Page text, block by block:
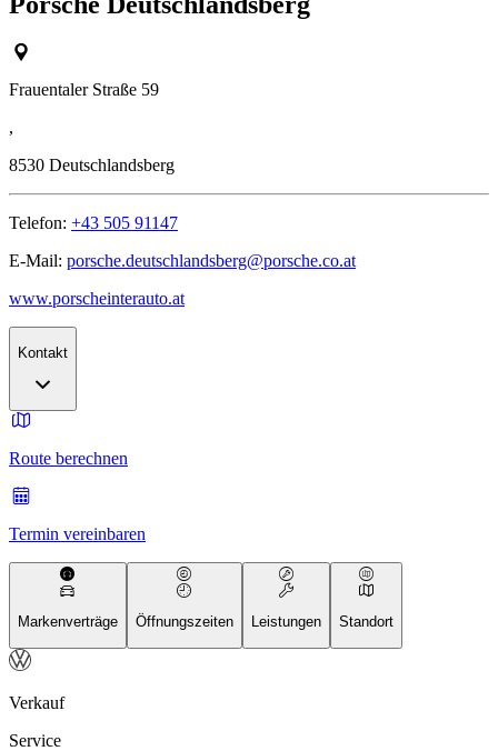
Frauentaler Straße 59
,
8530 Deutschlandsberg
Telefon: +43 505 91147
E-Mail: porsche.deutschlandsberg@porsche.co.at
www.porscheinterauto.at
Kontakt
Route berechnen
Termin vereinbaren
Markenverträge Öffnungszeiten Leistungen Standort
Verkauf
Service